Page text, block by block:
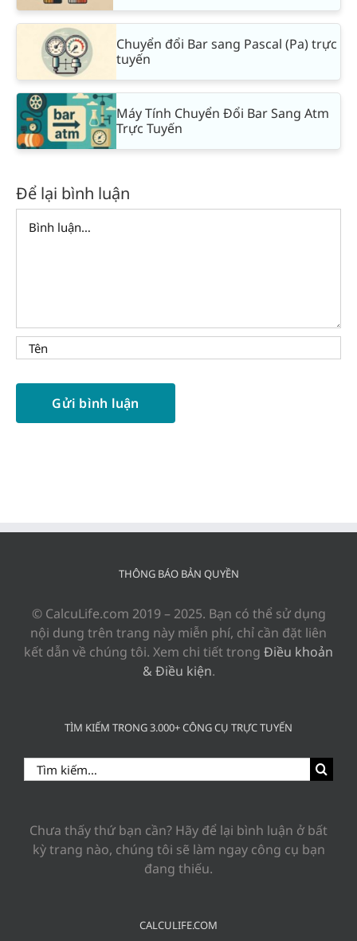
Chuyển đổi Bar sang Pascal (Pa) trực
tuyến
Máy Tính Chuyển Đổi Bar Sang Atm
Trực Tuyến
Để lại bình luận
THÔNG BÁO BẢN QUYỀN
© CalcuLife.com 2019 – 2025. Bạn có thể sử dụng
nội dung trên trang này miễn phí, chỉ cần đặt liên
kết dẫn về chúng tôi. Xem chi tiết trong Điều khoản
& Điều kiện.
TÌM KIẾM TRONG 3.000+ CÔNG CỤ TRỰC TUYẾN
Search
for:
Chưa thấy thứ bạn cần? Hãy để lại bình luận ở bất
kỳ trang nào, chúng tôi sẽ làm ngay công cụ bạn
đang thiếu.
CALCULIFE.COM